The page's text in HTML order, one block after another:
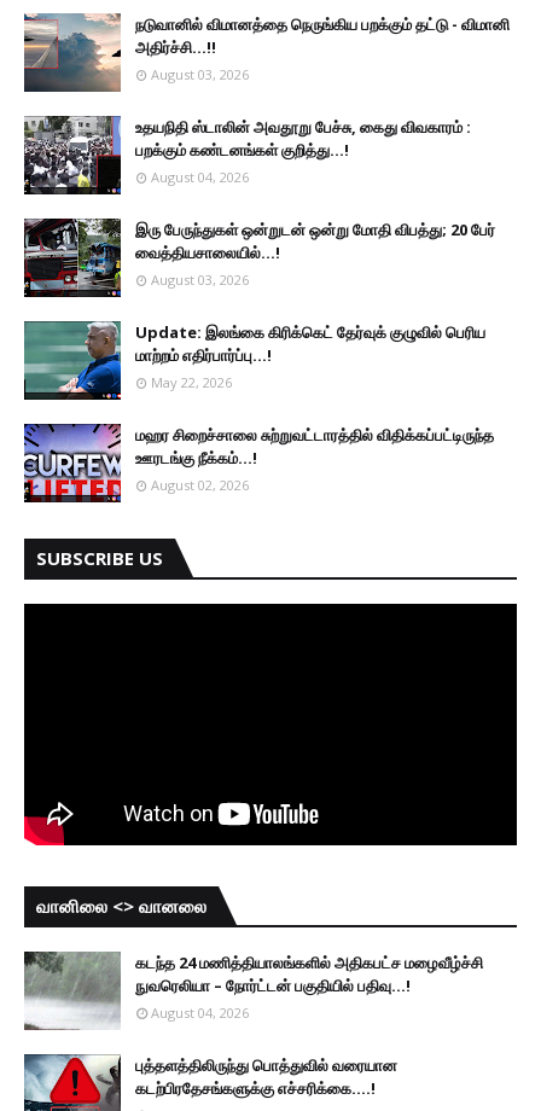
நடுவானில் விமானத்தை நெருங்கிய பறக்கும் தட்டு - விமானி
அதிர்ச்சி...!!
August 03, 2026
உதயநிதி ஸ்டாலின் அவதூறு பேச்சு, கைது விவகாரம் :
பறக்கும் கண்டனங்கள் குறித்து...!
August 04, 2026
இரு ப‍ேருந்துகள் ஒன்றுடன் ஒன்று மோதி விபத்து; 20 பேர்
வைத்தியசாலையில்...!
August 03, 2026
Update: இலங்கை கிரிக்கெட் தேர்வுக் குழுவில் பெரிய
மாற்றம் எதிர்பார்ப்பு...!
May 22, 2026
மஹர சிறைச்சாலை சுற்றுவட்டாரத்தில் விதிக்கப்பட்டிருந்த
ஊரடங்கு நீக்கம்...!
August 02, 2026
SUBSCRIBE US
வானிலை <> வானலை
கடந்த 24 மணித்தியாலங்களில் அதிகபட்ச மழைவீழ்ச்சி
நுவரெலியா – நோர்ட்டன் பகுதியில் பதிவு...!
August 04, 2026
புத்தளத்திலிருந்து பொத்துவில் வரையான
கடற்பிரதேசங்களுக்கு எச்சரிக்கை....!